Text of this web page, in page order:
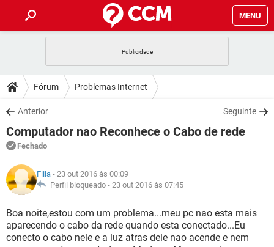
MENU
CELULAR FACEBOOK
OUTLOOK
INSTAGRAM GMAIL
GUIA DE COMPRAS
DICAS
JOGOS WHATSAPP
OUTLOOK
INSTAGRAM
GUIA DE COMPRAS
DOWNLOADS
JOGOS WHATSAPP
CELULAR
OUTLOOK
INSTAGRAM
GUIA DE COMPRAS
FÓRUM
JOGOS
CELULAR FACEBOOK
INSTAGRAM GMAIL
GLOSSÁRIO
JOGOS
CELULAR FACEBOOK
OUTLOOK EXCEL
Fórum Problemas Internet
Anterior Seguinte
Computador nao Reconhece o Cabo de rede
Fechado
Fiila - 23 out 2016 às 00:09
Perfil bloqueado - 23 out 2016 às 07:45
Boa noite,estou com um problema...meu pc nao esta mais
aparecendo o cabo da rede quando esta conectado...Eu
conecto o cabo nele e a luz atras dele nao acende e nem